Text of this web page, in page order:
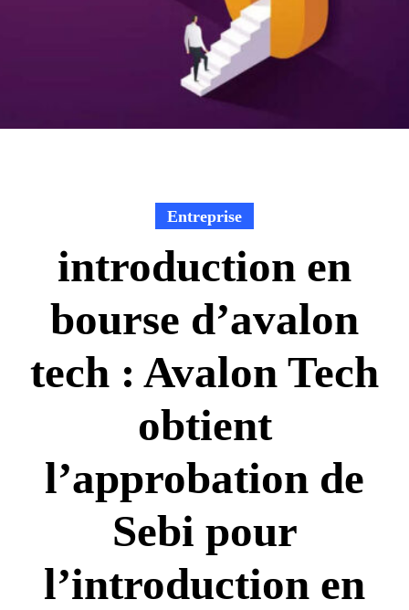
Entreprise
introduction en
bourse d’avalon
tech : Avalon Tech
obtient
l’approbation de
Sebi pour
l’introduction en